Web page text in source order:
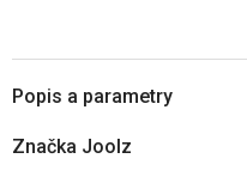
Popis a parametry
Značka Joolz